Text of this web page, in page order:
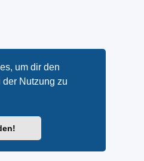
um dir den
Nutzung zu